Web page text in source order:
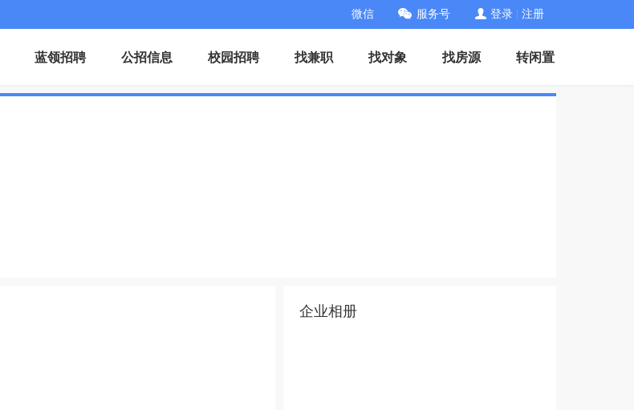
微信 服务号 登录 注册
蓝领招聘 公招信息 校园招聘 找兼职 找对象 找房源 转闲置
企业相册